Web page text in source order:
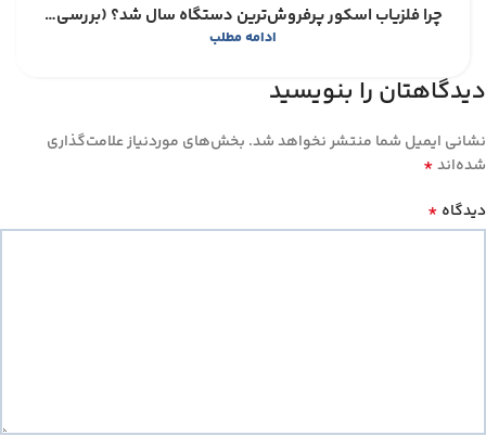
چرا فلزیاب اسکور پرفروش‌ترین دستگاه سال شد؟ (بررسی مزایا و معایب)
ادامه مطلب
دیدگاهتان را بنویسید
نشانی ایمیل شما منتشر نخواهد شد. بخش‌های موردنیاز علامت‌گذاری
شده‌اند*
دیدگاه *